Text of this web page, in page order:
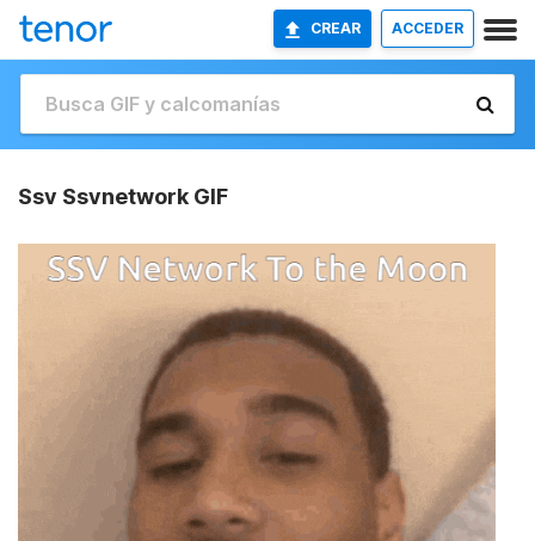
CREAR ACCEDER
Ssv Ssvnetwork GIF